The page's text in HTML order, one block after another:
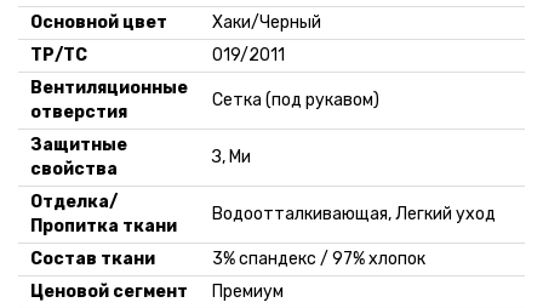
Основной цвет
Хаки/Черный
ТР/ТС
019/2011
Вентиляционные
отверстия
Сетка (под рукавом)
Защитные
свойства
З, Ми
Отделка/
Пропитка ткани
Водоотталкивающая, Легкий уход
Состав ткани
3% спандекс / 97% хлопок
Ценовой сегмент
Премиум